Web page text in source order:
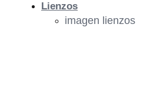
Lienzos
imagen lienzos